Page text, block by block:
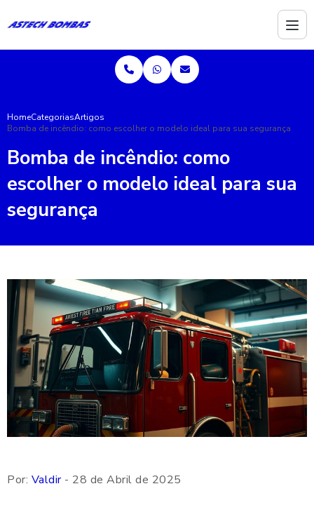
HomeCategoriasArtigos
Bomba de incêndio: como escolher o modelo ideal para sua segurança
Bomba de incêndio: como
escolher o modelo ideal para sua
segurança
Por: Valdir- 28 de Abril de 2025